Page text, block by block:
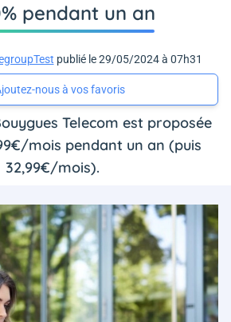
pendant un an
publié le 29/05/2024 à 07h31
nous à vos favoris
Telecom est proposée
mois pendant un an (puis
32,99€/mois).